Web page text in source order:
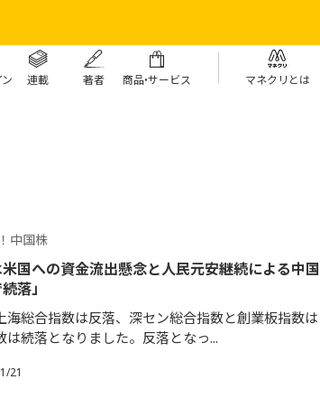
連載 著者 商品・サービス マネクリとは
中国株
米国への資金流出懸念と人民元安継続による中国
落」
海総合指数は反落、深セン総合指数と創業板指数は
続落となりました。反落となっ...
21